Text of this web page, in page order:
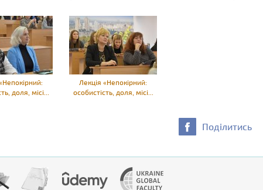
доля, місі...
Лекція «Непокірний:
особистість, доля, місі...
Поділитись